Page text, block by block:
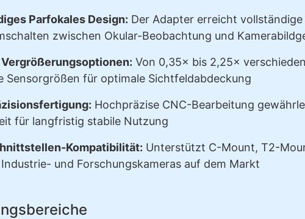
Parfokales Design: Der Adapter erreicht
zwischen Okular-Beobachtung und
Von 0,35× bis 2,25×
Sensorgrößen für optimale Sichtfeldabdeckung
Hochpräzise CNC-Bearbeitung
für langfristig stabile Nutzung
Kompatibilität: Unterstützt C-Mount, T2-
und Forschungskameras auf dem Markt